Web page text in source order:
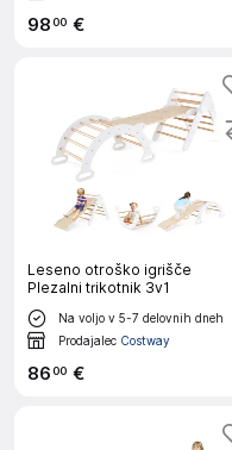
9800 €
Leseno otroško igrišče
Plezalni trikotnik 3v1
Na voljo v 5-7 delovnih dneh
Prodajalec Costway
8600 €